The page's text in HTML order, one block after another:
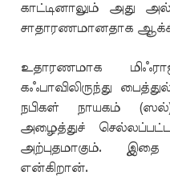
காட்டினாலும் அது
சாதாரணமானதாக
உதாரணமாக
கஃபாவிலிருந்து
நபிகள் நாயகம்
அழைத்துச்
அற்புதமாகும்.
என்கிறான்.